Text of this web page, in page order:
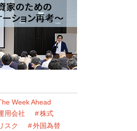
Week Ahead
用会社
株式
スク
外国為替